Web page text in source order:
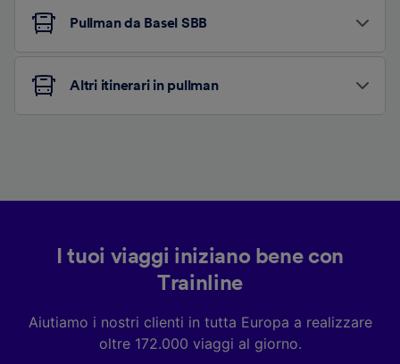
Pullman da Basel SBB
Altri itinerari in pullman
I tuoi viaggi iniziano bene con
Trainline
Aiutiamo i nostri clienti in tutta Europa a realizzare
oltre 172.000 viaggi al giorno.